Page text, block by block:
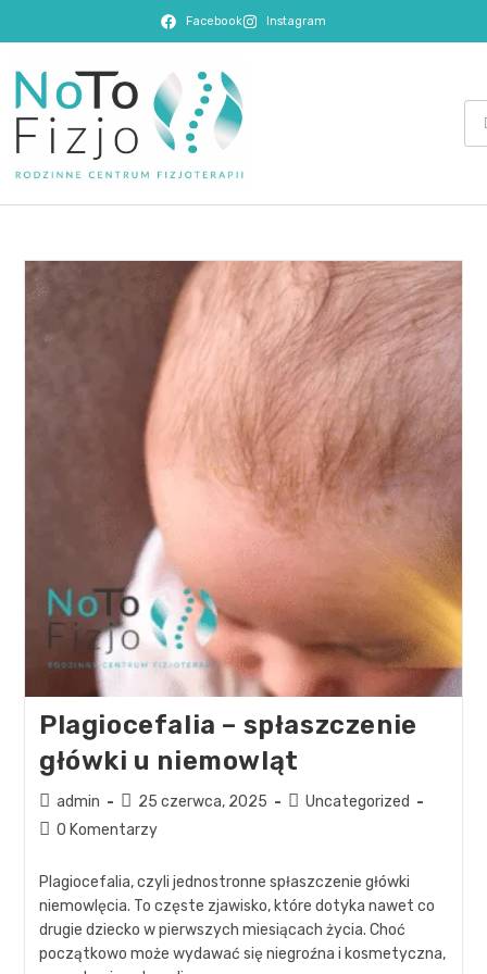
Facebook Instagram
Plagiocefalia – spłaszczenie
główki u niemowląt
admin 25 czerwca, 2025
Uncategorized
0 Komentarzy
Plagiocefalia, czyli jednostronne spłaszczenie główki
niemowlęcia. To częste zjawisko, które dotyka nawet co
drugie dziecko w pierwszych miesiącach życia. Choć
początkowo może wydawać się niegroźna i kosmetyczna,